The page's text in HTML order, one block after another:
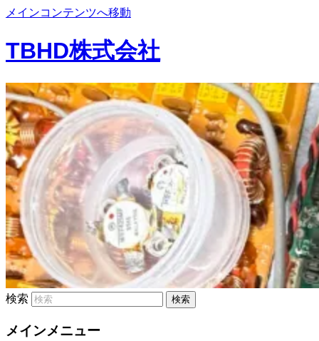
メインコンテンツへ移動
TBHD株式会社
検索
メインメニュー